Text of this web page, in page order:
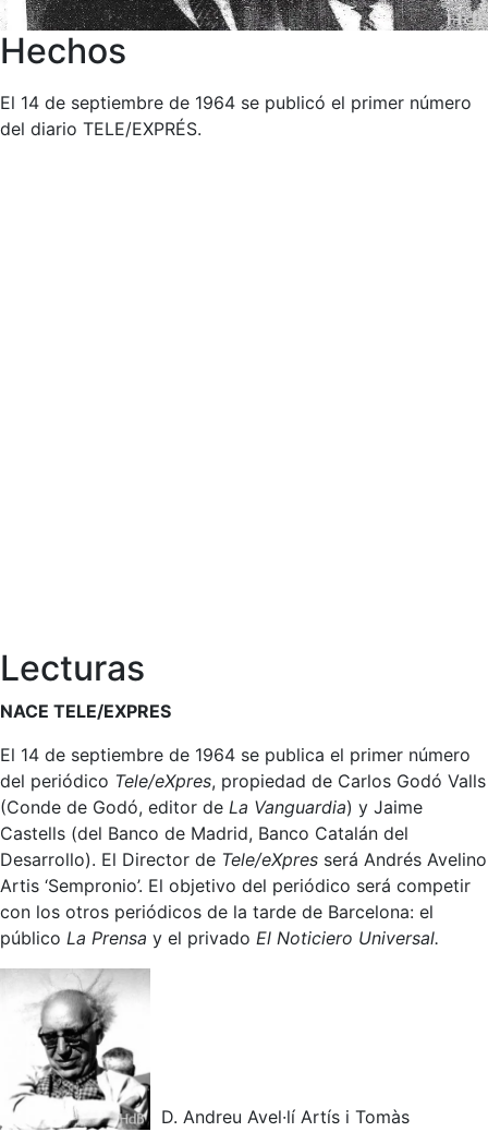
Hechos
El 14 de septiembre de 1964 se publicó el primer número
del diario TELE/EXPRÉS.
Lecturas
NACE TELE/EXPRES
El 14 de septiembre de 1964 se publica el primer número
del periódico Tele/eXpres, propiedad de Carlos Godó Valls
(Conde de Godó, editor de La Vanguardia) y Jaime
Castells (del Banco de Madrid, Banco Catalán del
Desarrollo). El Director de Tele/eXpres será Andrés Avelino
Artis ‘Sempronio’. El objetivo del periódico será competir
con los otros periódicos de la tarde de Barcelona: el
público La Prensa y el privado El Noticiero Universal.
D. Andreu Avel·lí Artís i Tomàs